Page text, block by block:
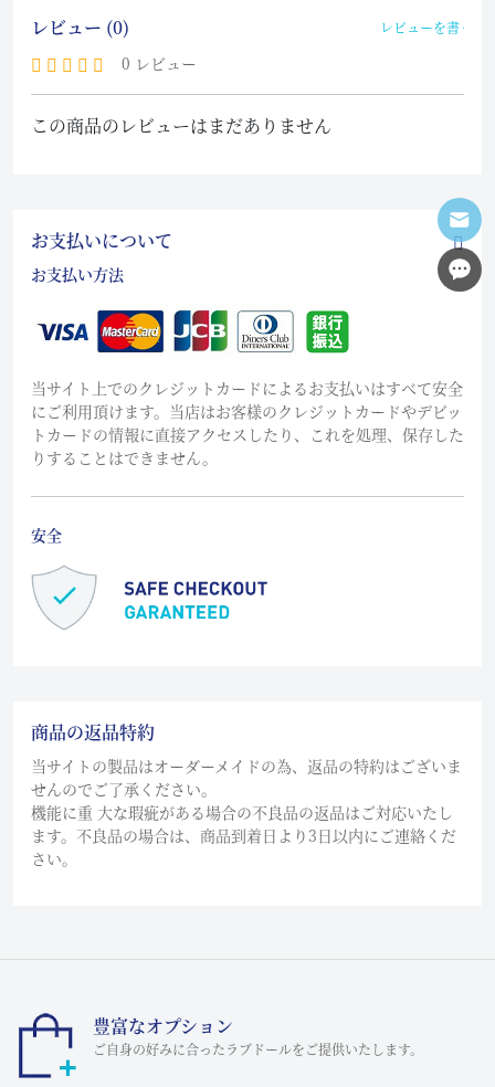
レビュー (0) レビューを書く
0 レビュー
この商品のレビューはまだありません
お支払いについて
お支払い方法
当サイト上でのクレジットカードによるお支払いはすべて安全
にご利用頂けます。当店はお客様のクレジットカードやデビッ
トカードの情報に直接アクセスしたり、これを処理、保存した
りすることはできません。
安全
商品の返品特約
当サイトの製品はオーダーメイドの為、返品の特約はございま
せんのでご了承ください。
機能に重 大な瑕疵がある場合の不良品の返品はご対応いたし
ます。不良品の場合は、商品到着日より3日以内にご連絡くだ
さい。
豊富なオプション
ご自身の好みに合ったラブドールをご提供いたします。